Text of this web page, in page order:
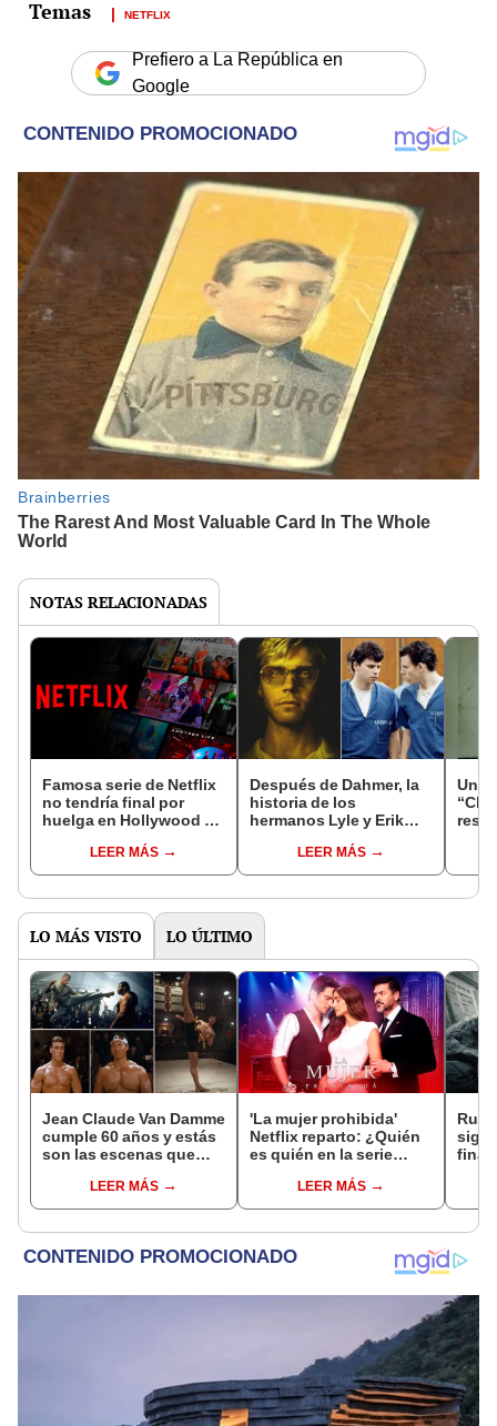
NETFLIX
Prefiero a La República en
Google
NOTAS RELACIONADAS
Famosa serie de Netflix
no tendría final por
huelga en Hollywood y
terrorismo”LEER MÁS
Después de Dahmer, la
historia de los
hermanos Lyle y Erik
LEER MÁS
Una
LO MÁS VISTO LO ÚLTIMO
Jean Claude Van Damme
cumple 60 años y estás
son las escenas que
LEER MÁS
'La mujer prohibida'
Netflix reparto: ¿Quién
es quién en la serie
protagonizada por
Valerie Domínguez?
LEER MÁS
final